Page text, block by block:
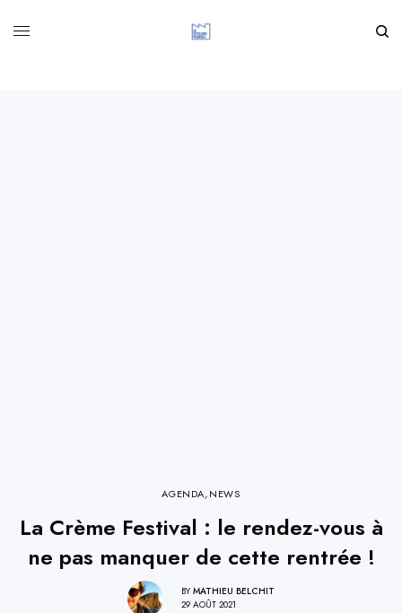
AGENDA,NEWS
La Crème Festival : le rendez-vous à
ne pas manquer de cette rentrée !
BY MATHIEU BELCHIT
29 AOÛT 2021